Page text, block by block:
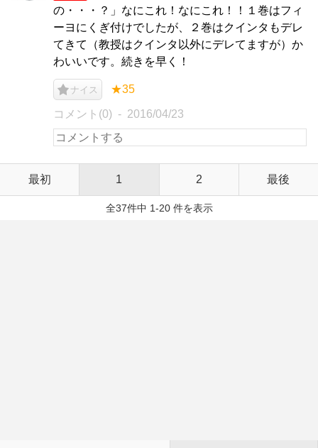
の・・・？」なにこれ！なにこれ！！１巻はフィ
ーヨにくぎ付けでしたが、２巻はクインタもデレ
てきて（教授はクインタ以外にデレてますが）か
わいいです。続きを早く！
ナイス ★35
コメント(0) 2016/04/23
最初 1 2 最後
全37件中 1-20 件を表示